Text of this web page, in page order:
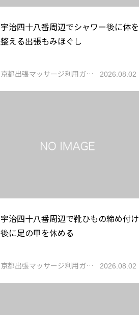
宇治四十八番周辺でシャワー後に体を
整える出張もみほぐし
京都出張マッサージ利用ガ… 2026.08.02
宇治四十八番周辺で靴ひもの締め付け
後に足の甲を休める
京都出張マッサージ利用ガ… 2026.08.02